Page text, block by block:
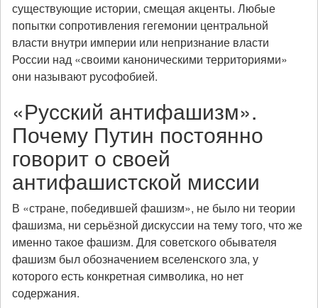
существующие истории, смещая акценты. Любые
попытки сопротивления гегемонии центральной
власти внутри империи или непризнание власти
России над «своими каноническими территориями»
они называют русофобией.
«Русский антифашизм».
Почему Путин постоянно
говорит о своей
антифашистской миссии
В «стране, победившей фашизм», не было ни теории
фашизма, ни серьёзной дискуссии на тему того, что же
именно такое фашизм. Для советского обывателя
фашизм был обозначением вселенского зла, у
которого есть конкретная символика, но нет
содержания.